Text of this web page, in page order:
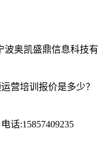
波奥凯盛鼎信息科技有
营培训报价是多少？
话:15857409235